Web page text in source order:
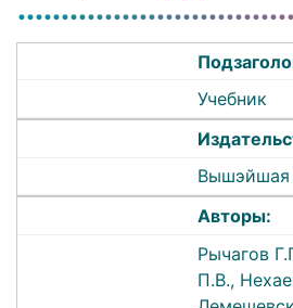
Учебник
Вышэйшая
Авторы:
Рычагов
П.В.,